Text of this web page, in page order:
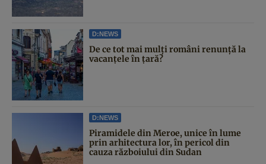
D:NEWS
De ce tot mai mulți români renunță la
vacanțele în țară?
D:NEWS
Piramidele din Meroe, unice în lume
prin arhitectura lor, în pericol din
cauza războiului din Sudan